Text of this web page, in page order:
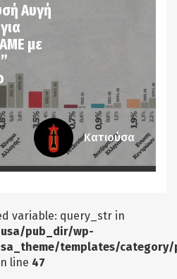
Αυγή
με
Κατιούσα
variable: query_str in
pub_dir/wp-
templates/
line 47